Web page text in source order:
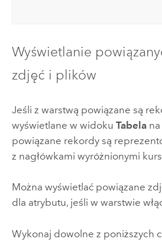
Wyświetlanie
zdjęć i plików
Jeśli z warstwą powiązane są
wyświetlane w widoku Tabelana
powiązane rekordy są
z nagłówkami wyróżnionymi
Można wyświetlać powiązane
dla atrybutu, jeśli w warstwie
Wykonaj dowolne z poniższych